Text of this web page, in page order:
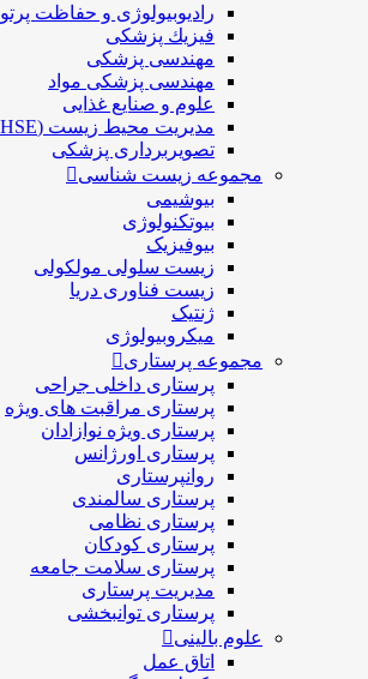
رادیوبیولوژی و حفاظت پرتو
فيزيك پزشکی
مهندسی پزشکی
مهندسی پزشکی مواد
علوم و صنايع غذایی
مدیریت محیط زیست (HSE)
تصویربرداری پزشکی
مجموعه زیست شناسی
بیوشیمی
بیوتکنولوژی
بیوفیزیک
زیست سلولی مولکولی
زیست فناوری دریا
ژنتیک
میکروبیولوژی
مجموعه پرستاری
پرستاری داخلی جراحی
پرستاری مراقبت های ويژه
پرستاری ويژه نوازادان
پرستاری اورژانس
روانپرستاری
پرستاری سالمندی
پرستاری نظامی
پرستاری کودکان
پرستاری سلامت جامعه
مدیریت پرستاری
پرستاری توانبخشی
علوم بالینی
اتاق عمل